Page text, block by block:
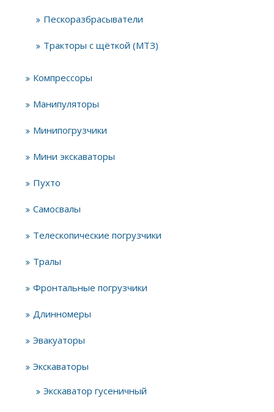
Пескоразбрасыватели
Тракторы с щёткой (МТЗ)
Компрессоры
Манипуляторы
Минипогрузчики
Мини экскаваторы
Пухто
Самосвалы
Телескопические погрузчики
Тралы
Фронтальные погрузчики
Длинномеры
Эвакуаторы
Экскаваторы
Экскаватор гусеничный